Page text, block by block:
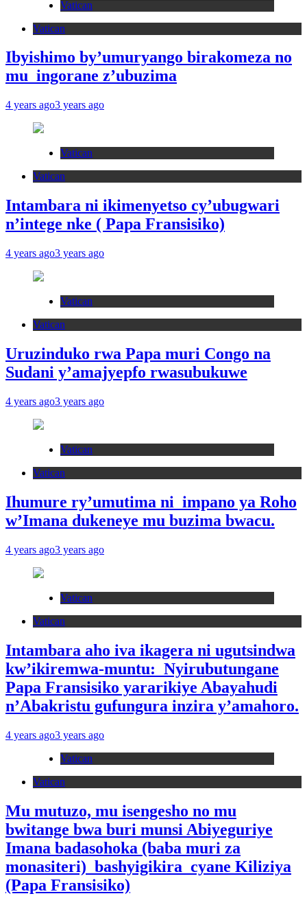
Vatican
Vatican
Ibyishimo by’umuryango birakomeza no
mu ingorane z’ubuzima
4 years ago3 years ago
Vatican
Vatican
Intambara ni ikimenyetso cy’ubugwari
n’intege nke ( Papa Fransisiko)
4 years ago3 years ago
Vatican
Vatican
Uruzinduko rwa Papa muri Congo na
Sudani y’amajyepfo rwasubukuwe
4 years ago3 years ago
Vatican
Vatican
Ihumure ry’umutima ni impano ya Roho
w’Imana dukeneye mu buzima bwacu.
4 years ago3 years ago
Vatican
Vatican
Intambara aho iva ikagera ni ugutsindwa
kw’ikiremwa-muntu: Nyirubutungane
Papa Fransisiko yararikiye Abayahudi
n’Abakristu gufungura inzira y’amahoro.
4 years ago3 years ago
Vatican
Vatican
Mu mutuzo, mu isengesho no mu
bwitange bwa buri munsi Abiyeguriye
Imana badasohoka (baba muri za
monasiteri) bashyigikira cyane Kiliziya
(Papa Fransisiko)